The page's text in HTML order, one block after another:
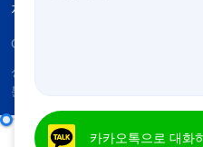
저작권 명시
Copyright © 2026
성경은 개역한글에서 인용하였습
분적으로 다음체를 사용하였습니
카카오톡으로 대화